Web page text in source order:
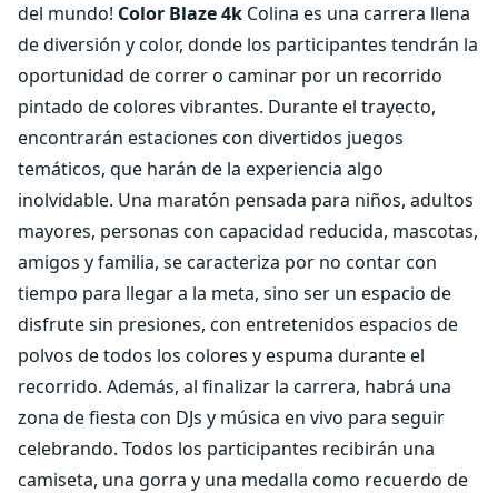
del mundo! Color Blaze 4k Colina es una carrera llena
de diversión y color, donde los participantes tendrán la
oportunidad de correr o caminar por un recorrido
pintado de colores vibrantes. Durante el trayecto,
encontrarán estaciones con divertidos juegos
temáticos, que harán de la experiencia algo
inolvidable. Una maratón pensada para niños, adultos
mayores, personas con capacidad reducida, mascotas,
amigos y familia, se caracteriza por no contar con
tiempo para llegar a la meta, sino ser un espacio de
disfrute sin presiones, con entretenidos espacios de
polvos de todos los colores y espuma durante el
recorrido. Además, al finalizar la carrera, habrá una
zona de fiesta con DJs y música en vivo para seguir
celebrando. Todos los participantes recibirán una
camiseta, una gorra y una medalla como recuerdo de